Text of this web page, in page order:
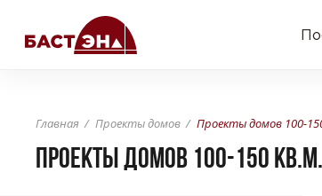
Главная Проекты домов Проекты домов 100-
ПРОЕКТЫ ДОМОВ 100-150 КВ.М.